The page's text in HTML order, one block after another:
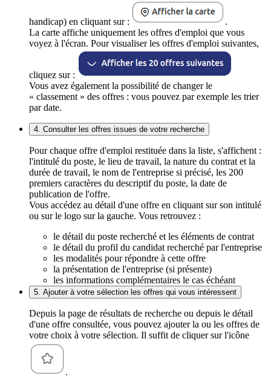
handicap) en cliquant sur :
.
La carte affiche uniquement les offres d'emploi que vous
voyez à l'écran. Pour visualiser les offres d'emploi suivantes,
cliquez sur :
Vous avez également la possibilité de changer le
« classement » des offres : vous pouvez par exemple les trier
par date.
4. Consulter les offres issues de votre recherche
Pour chaque offre d'emploi restituée dans la liste, s'affichent :
l'intitulé du poste, le lieu de travail, la nature du contrat et la
durée de travail, le nom de l'entreprise si précisé, les 200
premiers caractères du descriptif du poste, la date de
publication de l'offre.
Vous accédez au détail d'une offre en cliquant sur son intitulé
ou sur le logo sur la gauche. Vous retrouvez :
le détail du poste recherché et les éléments de contrat
le détail du profil du candidat recherché par l'entreprise
les modalités pour répondre à cette offre
la présentation de l'entreprise (si présente)
les informations complémentaires le cas échéant
5. Ajouter à votre sélection les offres qui vous intéressent
Depuis la page de résultats de recherche ou depuis le détail
d'une offre consultée, vous pouvez ajouter la ou les offres de
votre choix à votre sélection. Il suffit de cliquer sur l'icône
.